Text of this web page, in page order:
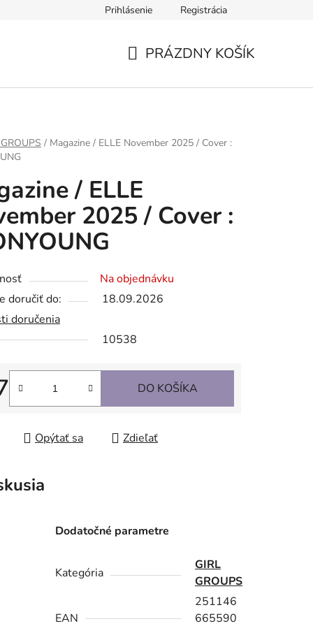
Prihlásenie Registrácia
PRÁZDNY KOŠÍK
/ Magazine / ELLE November 2025 / Cover :
/ ELLE
2025 / Cover :
Na objednávku
doručiť do:
18.09.2026
doručenia
10538
cena:
DO KOŠÍKA
Opýtať sa Zdieľať
Dodatočné parametre
Kategória
GIRL
GROUPS
EAN
251146
665590